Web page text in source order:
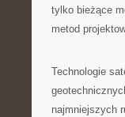
tylko bieżące
metod
Technologie
najmniejszych